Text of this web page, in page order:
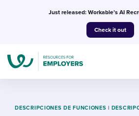
Just released: Workable’s AI
Check it out
DESCRIPCIONES DE FUNCIONES |